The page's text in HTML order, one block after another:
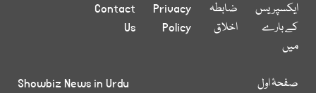
ایکسپریس
کے بارے
میں
ضابطہ
اخلاق
Privacy
Policy
Contact
Us
صفحۂ اول
Showbiz News in Urdu